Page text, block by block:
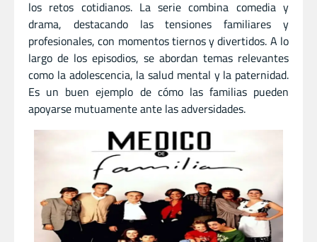
los retos cotidianos. La serie combina comedia y
drama, destacando las tensiones familiares y
profesionales, con momentos tiernos y divertidos. A lo
largo de los episodios, se abordan temas relevantes
como la adolescencia, la salud mental y la paternidad.
Es un buen ejemplo de cómo las familias pueden
apoyarse mutuamente ante las adversidades.